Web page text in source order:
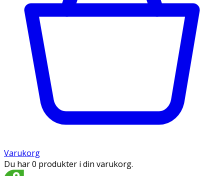
Varukorg
Du har 0 produkter i din varukorg.